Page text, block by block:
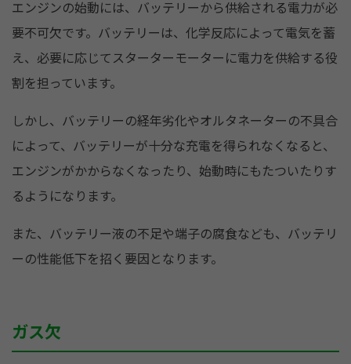
エンジンの始動には、バッテリーから供給される電力が必
要不可欠です。バッテリーは、化学反応によって電気を蓄
え、必要に応じてスターターモーターに電力を供給する役
割を担っています。
しかし、バッテリーの経年劣化やオルタネーターの不具合
によって、バッテリーが十分な充電を得られなくなると、
エンジンがかからなくなったり、始動時にもたついたりす
るようになります。
また、バッテリー液の不足や端子の腐食なども、バッテリ
ーの性能低下を招く要因となります。
ガス欠